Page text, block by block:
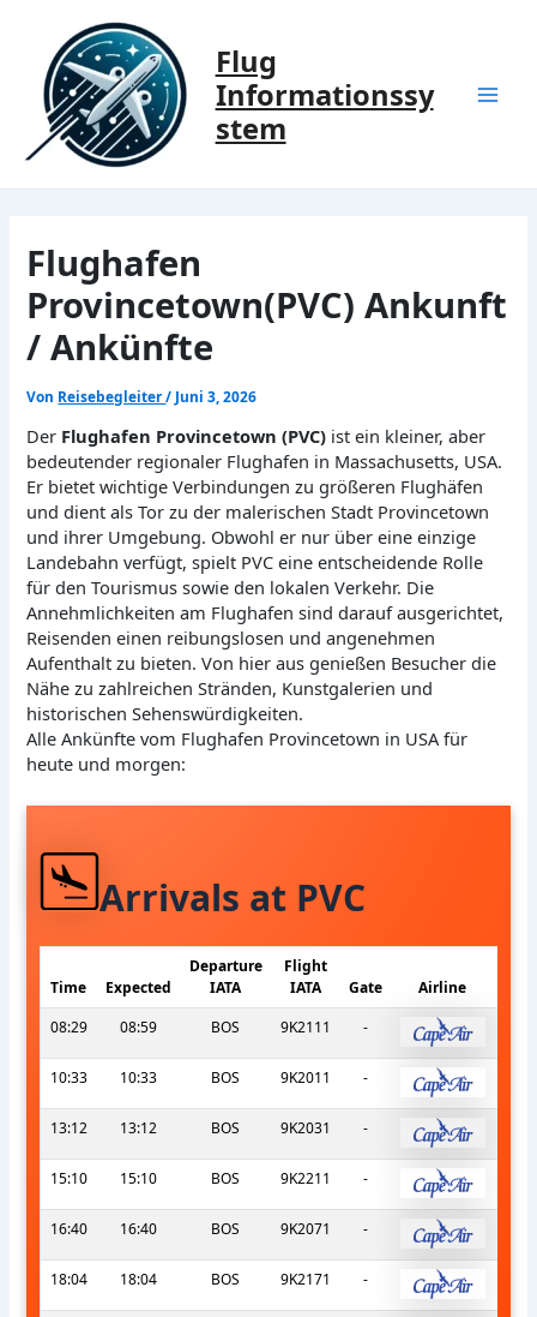
springen
Flug
Informationssy
stem
Flughafen
Provincetown(PVC) Ankunft
/ Ankünfte
Von Reisebegleiter/ Juni 3, 2026
Der Flughafen Provincetown (PVC) ist ein kleiner, aber
bedeutender regionaler Flughafen in Massachusetts, USA.
Er bietet wichtige Verbindungen zu größeren Flughäfen
und dient als Tor zu der malerischen Stadt Provincetown
und ihrer Umgebung. Obwohl er nur über eine einzige
Landebahn verfügt, spielt PVC eine entscheidende Rolle
für den Tourismus sowie den lokalen Verkehr. Die
Annehmlichkeiten am Flughafen sind darauf ausgerichtet,
Reisenden einen reibungslosen und angenehmen
Aufenthalt zu bieten. Von hier aus genießen Besucher die
Nähe zu zahlreichen Stränden, Kunstgalerien und
historischen Sehenswürdigkeiten.
Alle Ankünfte vom Flughafen Provincetown in USA für
heute und morgen:
Arrivals at PVC
Time Expected
Departure
IATA
Flight
IATA
Gate
Airline
08:29
08:59 BOS 9K2111 -
10:33 10:33 BOS 9K2011 -
13:12 13:12 BOS 9K2031 -
15:10 15:10 BOS 9K2211 -
16:40 16:40 BOS 9K2071 -
18:04 18:04 BOS 9K2171 -